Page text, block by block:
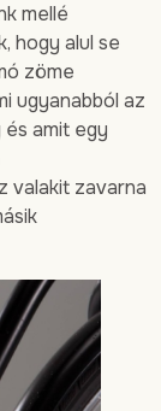
mellé
hogy alul se
zöme
ugyanabból az
és amit egy
valakit zavarna